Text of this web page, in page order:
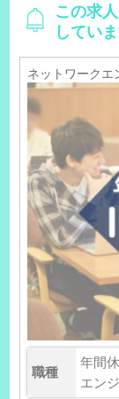
この求
してい
ネットワークエ
職種
年間
エン